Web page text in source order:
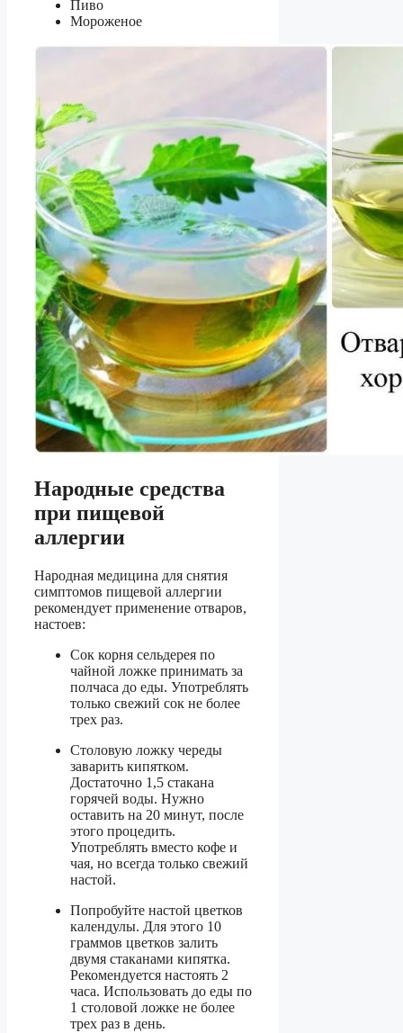
Пиво
Мороженое
Народные средства
при пищевой
аллергии
Народная медицина для снятия
симптомов пищевой аллергии
рекомендует применение отваров,
настоев:
Сок корня сельдерея по
чайной ложке принимать за
полчаса до еды. Употреблять
только свежий сок не более
трех раз.
Столовую ложку череды
заварить кипятком.
Достаточно 1,5 стакана
горячей воды. Нужно
оставить на 20 минут, после
этого процедить.
Употреблять вместо кофе и
чая, но всегда только свежий
настой.
Попробуйте настой цветков
календулы. Для этого 10
граммов цветков залить
двумя стаканами кипятка.
Рекомендуется настоять 2
часа. Использовать до еды по
1 столовой ложке не более
трех раз в день.